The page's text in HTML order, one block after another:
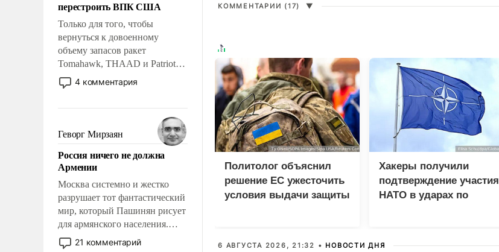
адаптироваться.
перестроить ВПК США
Только для того, чтобы
вернуться к довоенному
объему запасов ракет
Tomahawk, THAAD и Patriot
США потребуется более трех
лет. Даже небольшая война с
Сложившаяся ситуация
означает многолетний период
уязвимости США, например,
перед Китаем.
4 комментария
Геворг Мирзаян
Россия ничего не должна
Армении
Москва системно и жестко
разрушает тот фантастический
мир, который Пашинян рисует
для армянского населения.
Мир, где политические21 комментарий
КОММЕНТАРИИ (17) ▼
Политолог объяснил
решение ЕС ужесточить
условия выдачи защиты
Хакеры получили
подтверждение участия
НАТО в ударах по
6 АВГУСТА 2026, 21:32 • НОВОСТИ ДНЯ